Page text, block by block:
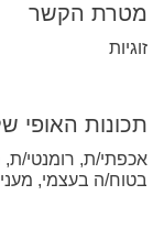
מטרת הקשר
זוגיות
תכונות האופי
אכפתי/ת, רומנטי/ת,
בטוח/ה בעצמי,